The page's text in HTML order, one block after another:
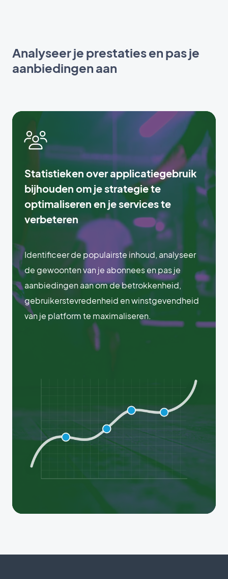
Analyseer je prestaties en pas je
aanbiedingen aan
Statistieken over applicatiegebruik
bijhouden om je strategie te
optimaliseren en je services te
verbeteren
Identificeer de populairste inhoud, analyseer
de gewoonten van je abonnees en pas je
aanbiedingen aan om de betrokkenheid,
gebruikerstevredenheid en winstgevendheid
van je platform te maximaliseren.